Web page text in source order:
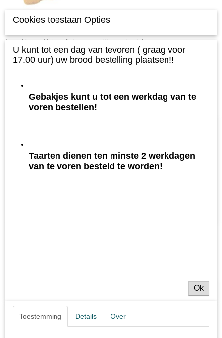
Tarwebloem, Mais pellets, zonnepitten, soja stukjes
Ook interessant
Actie 3 broden voor €9,50
€ 9,50
Cookies toestaan Opties
U kunt tot een dag van tevoren ( graag voor
17.00 uur) uw brood bestelling plaatsen!!
Gebakjes kunt u tot een werkdag van te
voren bestellen!
Taarten dienen ten minste 2 werkdagen
van te voren besteld te worden!
Ok
Toestemming Details Over